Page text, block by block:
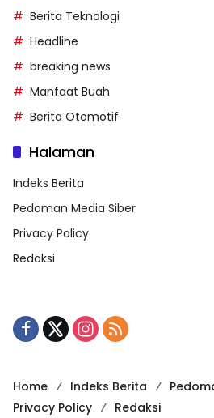
Berita Teknologi
Headline
breaking news
Manfaat Buah
Berita Otomotif
Halaman
Indeks Berita
Pedoman Media Siber
Privacy Policy
Redaksi
Home Indeks Berita
Privacy Policy
Redaksi